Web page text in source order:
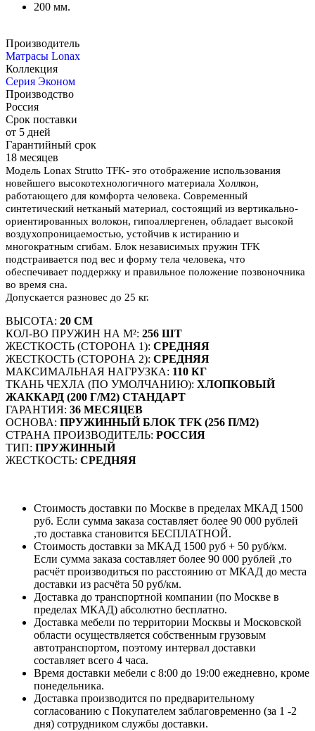
200 мм.
Производитель
Матрасы Lonax
Коллекция
Серия Эконом
Производство
Россия
Срок поставки
от 5 дней
Гарантийный срок
18 месяцев
Модель Lonax Strutto TFK- это отображение использования
новейшего высокотехнологичного материала Холлкон,
работающего для комфорта человека. Современный
синтетический нетканый материал, состоящий из вертикально-
ориентированных волокон, гипоаллергенен, обладает высокой
воздухопроницаемостью, устойчив к истиранию и
многократным сгибам. Блок независимых пружин TFK
подстраивается под вес и форму тела человека, что
обеспечивает поддержку и правильное положение позвоночника
во время сна.
Допускается разновес до 25 кг.
ВЫСОТА: 20 СМ
КОЛ-ВО ПРУЖИН НА М²: 256 ШТ
ЖЕСТКОСТЬ (СТОРОНА 1): СРЕДНЯЯ
ЖЕСТКОСТЬ (СТОРОНА 2): СРЕДНЯЯ
МАКСИМАЛЬНАЯ НАГРУЗКА: 110 КГ
ТКАНЬ ЧЕХЛА (ПО УМОЛЧАНИЮ): ХЛОПКОВЫЙ
ЖАККАРД (200 Г/М2) СТАНДАРТ
ГАРАНТИЯ: 36 МЕСЯЦЕВ
ОСНОВА: ПРУЖИННЫЙ БЛОК TFK (256 П/М2)
СТРАНА ПРОИЗВОДИТЕЛЬ: РОССИЯ
ТИП: ПРУЖИННЫЙ
ЖЕСТКОСТЬ: СРЕДНЯЯ
Стоимость доставки по Москве в пределах МКАД 1500
руб. Если сумма заказа составляет более 90 000 рублей
,то доставка становится БЕСПЛАТНОЙ.
Стоимость доставки за МКАД 1500 руб + 50 руб/км.
Если сумма заказа составляет более 90 000 рублей ,то
расчёт производиться по расстоянию от МКАД до места
доставки из расчёта 50 руб/км.
Доставка до транспортной компании (по Москве в
пределах МКАД) абсолютно бесплатно.
Доставка мебели по территории Москвы и Московской
области осуществляется собственным грузовым
автотранспортом, поэтому интервал доставки
составляет всего 4 часа.
Время доставки мебели с 8:00 до 19:00 ежедневно, кроме
понедельника.
Доставка производится по предварительному
согласованию с Покупателем заблаговременно (за 1 -2
дня) сотрудником службы доставки.